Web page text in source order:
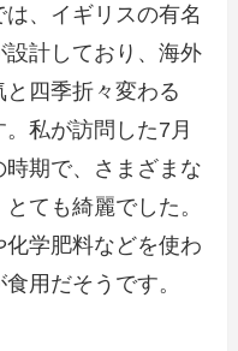
、イギリスの有名
計しており、海外
四季折々変わる
私が訪問した7月
期で、さまざまな
ても綺麗でした。
学肥料などを使わ
用だそうです。